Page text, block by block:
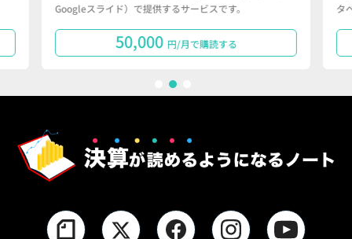
Googleスライド）で提供するサービスです。
50,000 円/月で購読する
タ